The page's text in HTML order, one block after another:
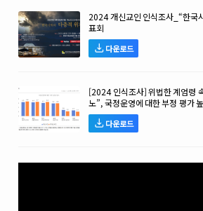
2024 개신교인 인식조사_“한국
표회
다운로드
[2024 인식조사] 위법한 계엄령
노”, 국정운영에 대한 부정 평가
다운로드